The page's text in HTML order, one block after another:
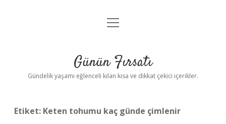
Anasayfa
Yasal Uyarı
menüyü
Günün Fırsatı
Gündelik yaşamı eğlenceli kılan kısa ve dikkat çekici içerikler.
Etiket: Keten tohumu kaç günde çimlenir